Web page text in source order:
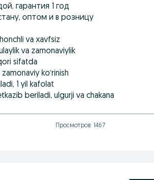
гарантия 1 год
оптом и в розницу
va xavfsiz
va zamonaviylik
sifatda
ko‘rinish
1 yil kafolat
beriladi, ulgurji va chakana
Просмотров: 1467